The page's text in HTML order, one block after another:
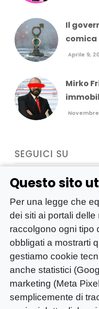
Questo sito
Per una legge che
dei siti ai portali
raccolgono ogni tipo
obbligati a mostrarti
gestiamo cookie
anche statistici
marketing (Meta
semplicemente di
Il
comica
Aprile 9,
Mirko
Novembre
SEGUICI SU